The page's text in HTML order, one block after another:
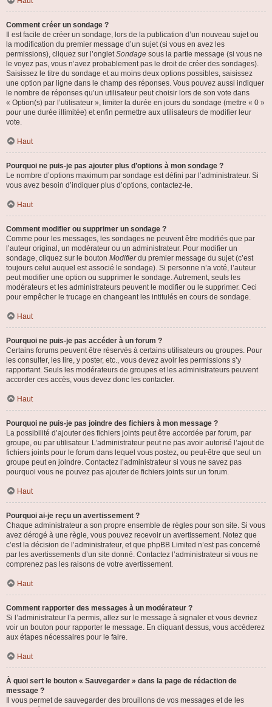
Comment créer un sondage ?
Il est facile de créer un sondage, lors de la publication d’un nouveau sujet ou
la modification du premier message d’un sujet (si vous en avez les
permissions), cliquez sur l’ongletSondage sous la partie message (si vous ne
le voyez pas, vous n’avez probablement pas le droit de créer des sondages).
Saisissez le titre du sondage et au moins deux options possibles, saisissez
une option par ligne dans le champ des réponses. Vous pouvez aussi indiquer
le nombre de réponses qu’un utilisateur peut choisir lors de son vote dans
« Option(s) par l’utilisateur », limiter la durée en jours du sondage (mettre « 0 »
pour une durée illimitée) et enfin permettre aux utilisateurs de modifier leur
vote.
Haut
Pourquoi ne puis-je pas ajouter plus d’options à mon sondage ?
Le nombre d’options maximum par sondage est défini par l’administrateur. Si
vous avez besoin d’indiquer plus d’options, contactez-le.
Haut
Comment modifier ou supprimer un sondage ?
Comme pour les messages, les sondages ne peuvent être modifiés que par
l’auteur original, un modérateur ou un administrateur. Pour modifier un
sondage, cliquez sur le bouton Modifierdu premier message du sujet (c’est
toujours celui auquel est associé le sondage). Si personne n’a voté, l’auteur
peut modifier une option ou supprimer le sondage. Autrement, seuls les
modérateurs et les administrateurs peuvent le modifier ou le supprimer. Ceci
pour empêcher le trucage en changeant les intitulés en cours de sondage.
Haut
Pourquoi ne puis-je pas accéder à un forum ?
Certains forums peuvent être réservés à certains utilisateurs ou groupes. Pour
les consulter, les lire, y poster, etc., vous devez avoir les permissions s’y
rapportant. Seuls les modérateurs de groupes et les administrateurs peuvent
accorder ces accès, vous devez donc les contacter.
Haut
Pourquoi ne puis-je pas joindre des fichiers à mon message ?
La possibilité d’ajouter des fichiers joints peut être accordée par forum, par
groupe, ou par utilisateur. L’administrateur peut ne pas avoir autorisé l’ajout de
fichiers joints pour le forum dans lequel vous postez, ou peut-être que seul un
groupe peut en joindre. Contactez l’administrateur si vous ne savez pas
pourquoi vous ne pouvez pas ajouter de fichiers joints sur un forum.
Haut
Pourquoi ai-je reçu un avertissement ?
Chaque administrateur a son propre ensemble de règles pour son site. Si vous
avez dérogé à une règle, vous pouvez recevoir un avertissement. Notez que
c’est la décision de l’administrateur, et que phpBB Limited n’est pas concerné
par les avertissements d’un site donné. Contactez l’administrateur si vous ne
comprenez pas les raisons de votre avertissement.
Haut
Comment rapporter des messages à un modérateur ?
Si l’administrateur l’a permis, allez sur le message à signaler et vous devriez
voir un bouton pour rapporter le message. En cliquant dessus, vous accéderez
aux étapes nécessaires pour le faire.
Haut
À quoi sert le bouton « Sauvegarder » dans la page de rédaction de
message ?
Il vous permet de sauvegarder des brouillons de vos messages et de les